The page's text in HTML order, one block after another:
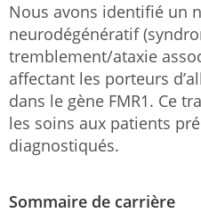
Nous avons identifié un
neurodégénératif
tremblement/ataxie
affectant les porteurs
dans le gène FMR1. Ce
les soins aux patients
diagnostiqués.
Sommaire de carrière